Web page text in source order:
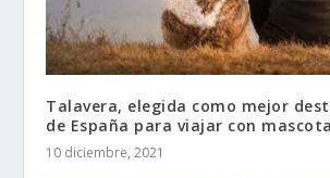
Talavera, elegida como mejor
de España para viajar con
10 diciembre, 2021